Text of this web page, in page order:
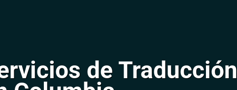
de Traducción